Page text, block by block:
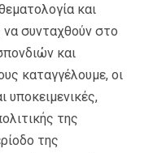
και
να συνταχθούν στο
και
καταγγέλουμε, οι
υποκειμενικές,
της
της